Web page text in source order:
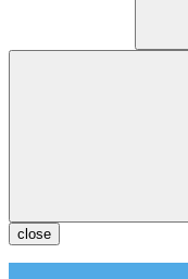
close